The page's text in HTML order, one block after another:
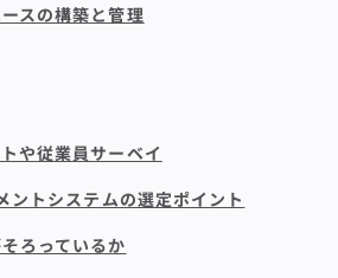
スの構築と管理
や従業員サーベイ
ントシステムの選定ポイント
ろっているか